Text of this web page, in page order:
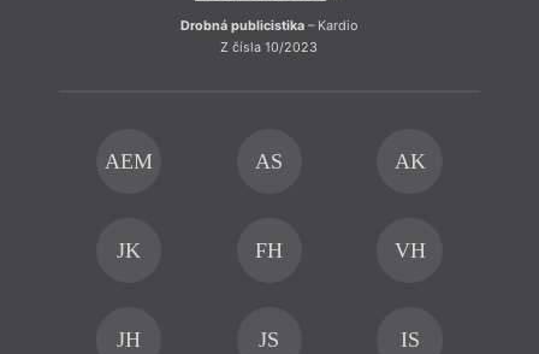
Drobná publicistika – Kardio
Z čísla 10/2023
AEM AS AK
JK FH VH
JH JS IS